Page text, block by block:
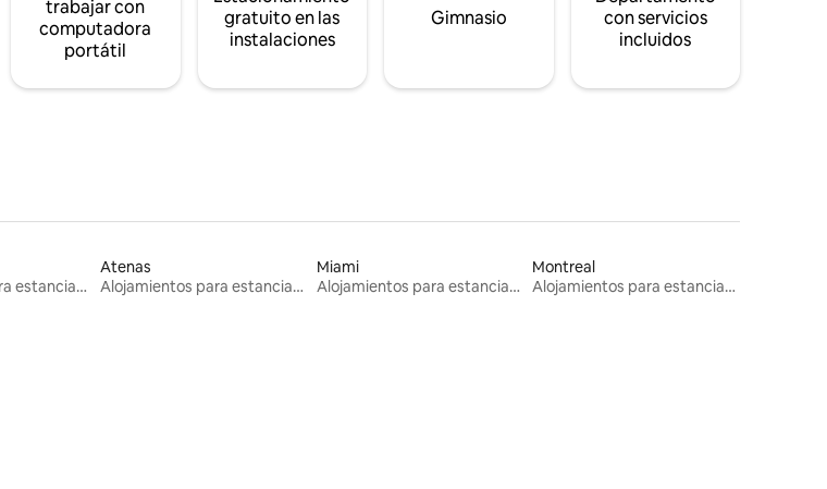
trabajar con
computadora
portátil
gratuito en las
instalaciones
Gimnasio
con servicios
incluidos
Alojamientos para estancias largas
Atenas
Alojamientos para estancias largas
Miami
Alojamientos para estancias largas
Montreal
Alojamientos para estancias largas